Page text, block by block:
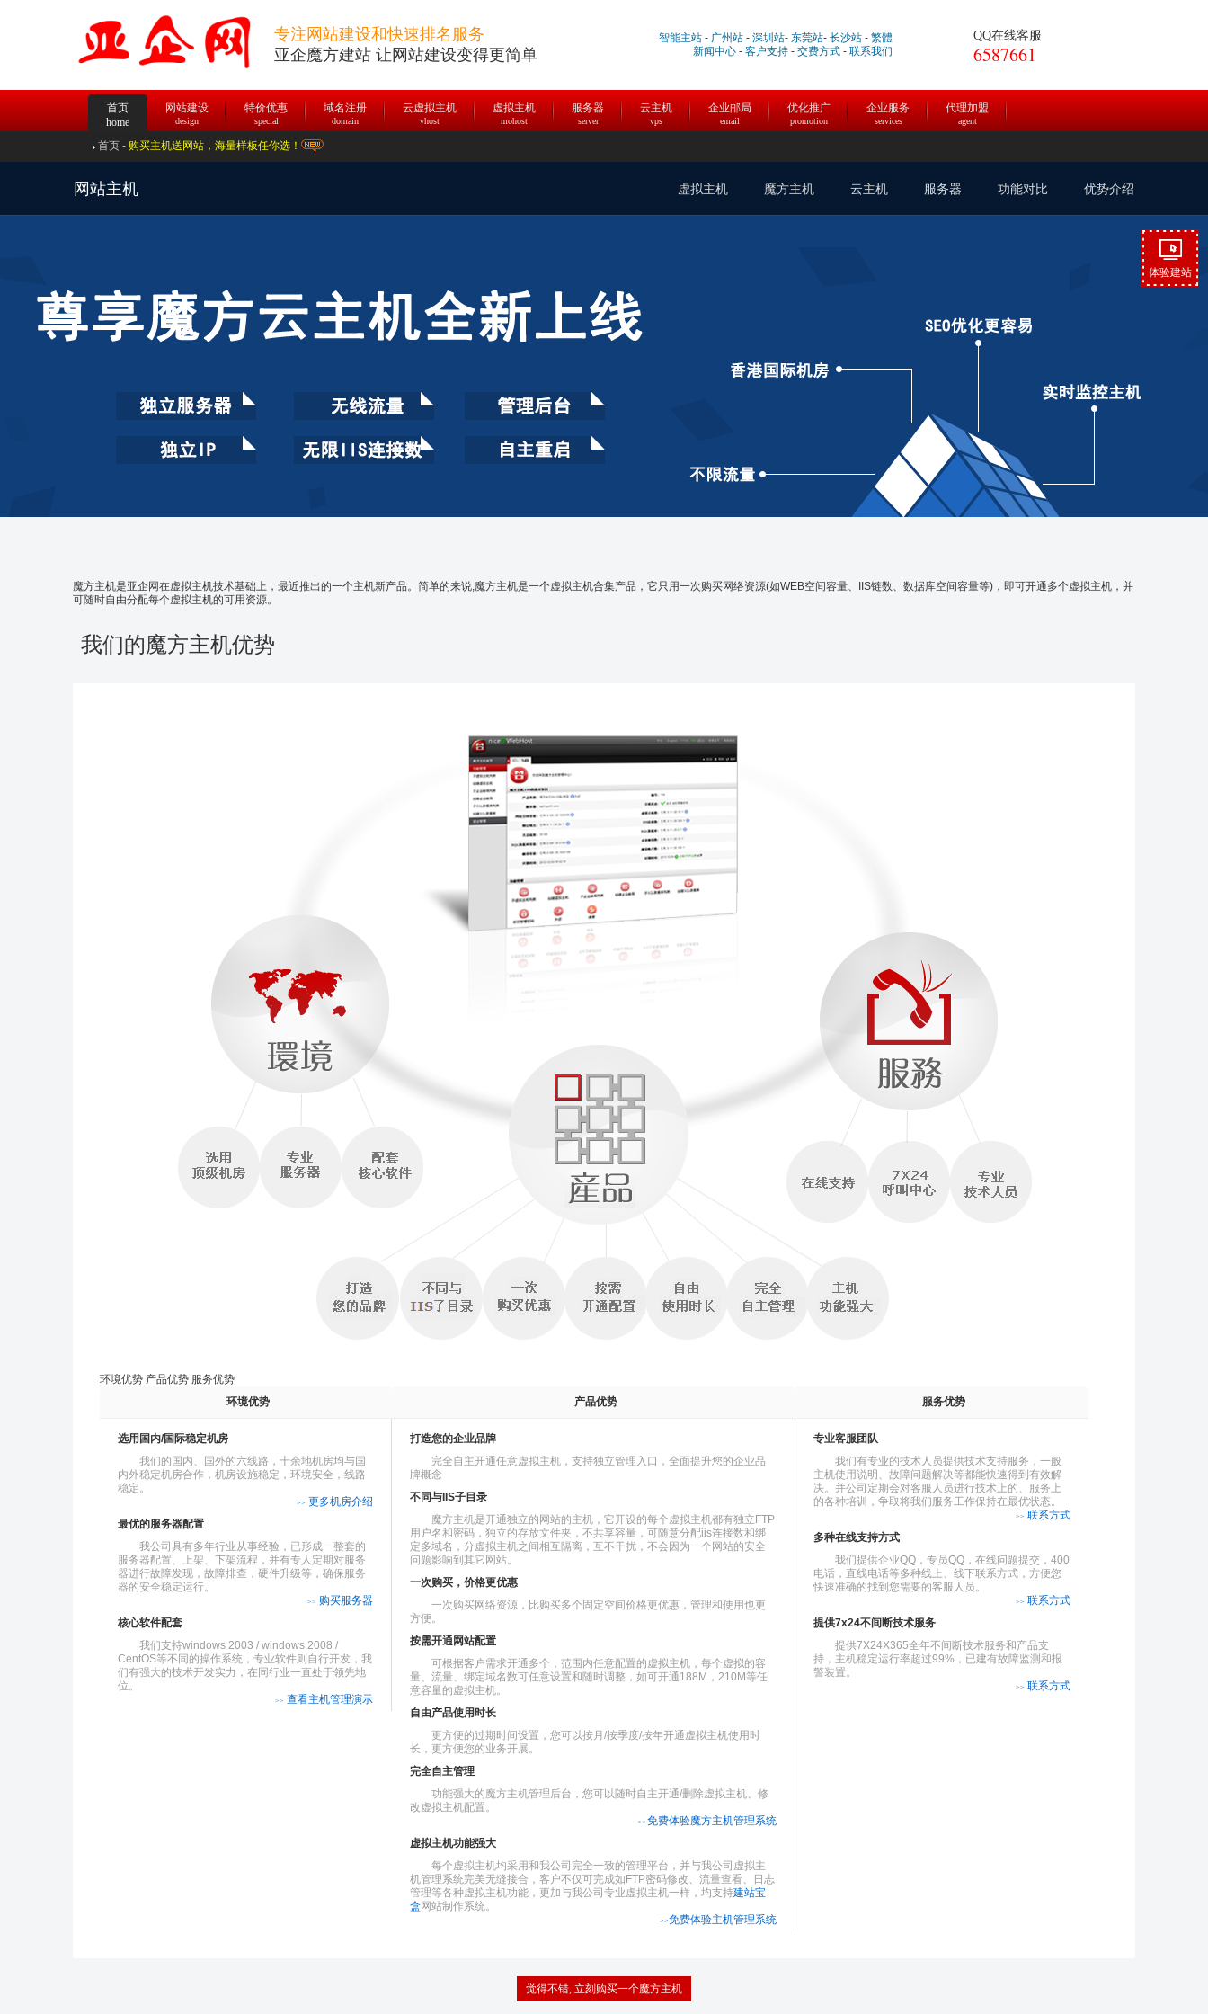
专注网站建设和快速排名服务
亚企魔方建站 让网站建设变得更简单
智能主站 - 广州站 - 深圳站- 东莞站- 长沙站 - 繁體
新闻中心 - 客户支持 - 交费方式 - 联系我们
QQ在线客服
6587661
首页
home
网站建设
design
特价优惠
special
域名注册
domain
云虚拟主机
vhost
虚拟主机
mohost
服务器
server
云主机
vps
企业邮局
email
优化推广
promotion
企业服务
services
代理加盟
agent
首页- 购买主机送网站，海量样板任你选！
网站主机 优势介绍
功能对比
服务器
云主机
魔方主机
虚拟主机
魔方主机是亚企网在虚拟主机技术基础上，最近推出的一个主机新产品。简单的来说,魔方主机是一个虚拟主机合集产品，它只用一次购买网络资源(如WEB空间容量、IIS链数、数据库空间容量等)，即可开通多个虚拟主机，并
可随时自由分配每个虚拟主机的可用资源。
我们的魔方主机优势
环境优势 产品优势 服务优势
环境优势
选用国内/国际稳定机房
我们的国内、国外的六线路，十余地机房均与国
内外稳定机房合作，机房设施稳定，环境安全，线路
稳定。
>> 更多机房介绍
最优的服务器配置
我公司具有多年行业从事经验，已形成一整套的
服务器配置、上架、下架流程，并有专人定期对服务
器进行故障发现，故障排查，硬件升级等，确保服务
器的安全稳定运行。
>> 购买服务器
核心软件配套
我们支持windows 2003 / windows 2008 /
CentOS等不同的操作系统，专业软件则自行开发，我
们有强大的技术开发实力，在同行业一直处于领先地
位。
>> 查看主机管理演示
产品优势
打造您的企业品牌
完全自主开通任意虚拟主机，支持独立管理入口，全面提升您的企业品
牌概念
不同与IIS子目录
魔方主机是开通独立的网站的主机，它开设的每个虚拟主机都有独立FTP
用户名和密码，独立的存放文件夹，不共享容量，可随意分配iis连接数和绑
定多域名，分虚拟主机之间相互隔离，互不干扰，不会因为一个网站的安全
问题影响到其它网站。
一次购买，价格更优惠
一次购买网络资源，比购买多个固定空间价格更优惠，管理和使用也更
方便。
按需开通网站配置
可根据客户需求开通多个，范围内任意配置的虚拟主机，每个虚拟的容
量、流量、绑定域名数可任意设置和随时调整，如可开通188M，210M等任
意容量的虚拟主机。
自由产品使用时长
更方便的过期时间设置，您可以按月/按季度/按年开通虚拟主机使用时
长，更方便您的业务开展。
完全自主管理
功能强大的魔方主机管理后台，您可以随时自主开通/删除虚拟主机、修
改虚拟主机配置。
>>免费体验魔方主机管理系统
虚拟主机功能强大
每个虚拟主机均采用和我公司完全一致的管理平台，并与我公司虚拟主
机管理系统完美无缝接合，客户不仅可完成如FTP密码修改、流量查看、日志
管理等各种虚拟主机功能，更加与我公司专业虚拟主机一样，均支持建站宝
盒 网站制作系统。
>>免费体验主机管理系统
服务优势
专业客服团队
我们有专业的技术人员提供技术支持服务，一般
主机使用说明、故障问题解决等都能快速得到有效解
决。并公司定期会对客服人员进行技术上的、服务上
的各种培训，争取将我们服务工作保持在最优状态。
>> 联系方式
多种在线支持方式
我们提供企业QQ，专员QQ，在线问题提交，400
电话，直线电话等多种线上、线下联系方式，方便您
快速准确的找到您需要的客服人员。
>> 联系方式
提供7x24不间断技术服务
提供7X24X365全年不间断技术服务和产品支
持，主机稳定运行率超过99%，已建有故障监测和报
警装置。
>> 联系方式
体验建站